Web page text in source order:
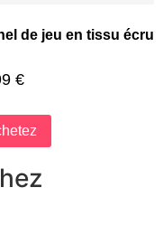
de jeu en tissu écru
€